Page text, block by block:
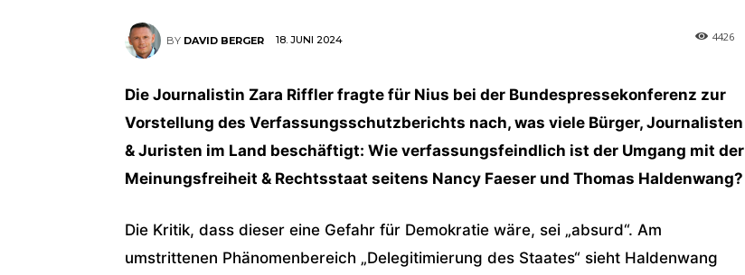
BY DAVID BERGER 18. JUNI 2024 4426
Die Journalistin Zara Riffler fragte für Nius bei der Bundespressekonferenz zur
Vorstellung des Verfassungsschutzberichts nach, was viele Bürger, Journalisten
& Juristen im Land beschäftigt: Wie verfassungsfeindlich ist der Umgang mit der
Meinungsfreiheit & Rechtsstaat seitens Nancy Faeser und Thomas Haldenwang?
Die Kritik, dass dieser eine Gefahr für Demokratie wäre, sei „absurd“. Am
umstrittenen Phänomenbereich „Delegitimierung des Staates“ sieht Haldenwang